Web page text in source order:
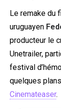
Le remake du
uruguayen
producteur le
Unetrailer,
festival
quelques
Cinemateaser.